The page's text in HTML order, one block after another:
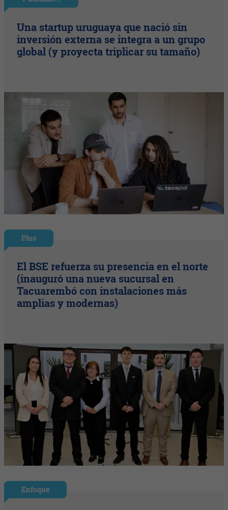
Una startup uruguaya que nació sin
inversión externa se integra a un grupo
global (y proyecta triplicar su tamaño)
Plus
El BSE refuerza su presencia en el norte
(inauguró una nueva sucursal en
Tacuarembó con instalaciones más
amplias y modernas)
Enfoque